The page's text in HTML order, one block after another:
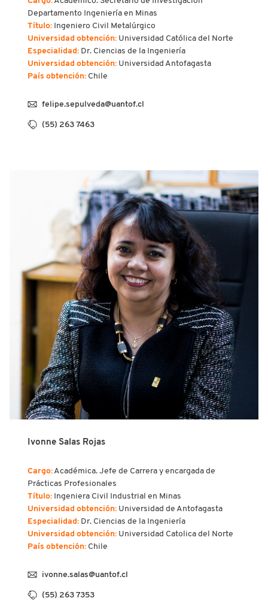
Departamento Ingeniería en Minas
Título: Ingeniero Civil Metalúrgico
Universidad obtención: Universidad Católica del Norte
Especialidad: Dr. Ciencias de la Ingeniería
Universidad obtención: Universidad Antofagasta
País obtención: Chile
felipe.sepulveda@uantof.cl
(55) 263 7463
Ivonne Salas Rojas
Cargo: Académica. Jefe de Carrera y encargada de
Prácticas Profesionales
Título: Ingeniera Civil Industrial en Minas
Universidad obtención: Universidad de Antofagasta
Especialidad: Dr. Ciencias de la Ingeniería
Universidad obtención: Universidad Catolica del Norte
País obtención: Chile
ivonne.salas@uantof.cl
(55) 263 7353